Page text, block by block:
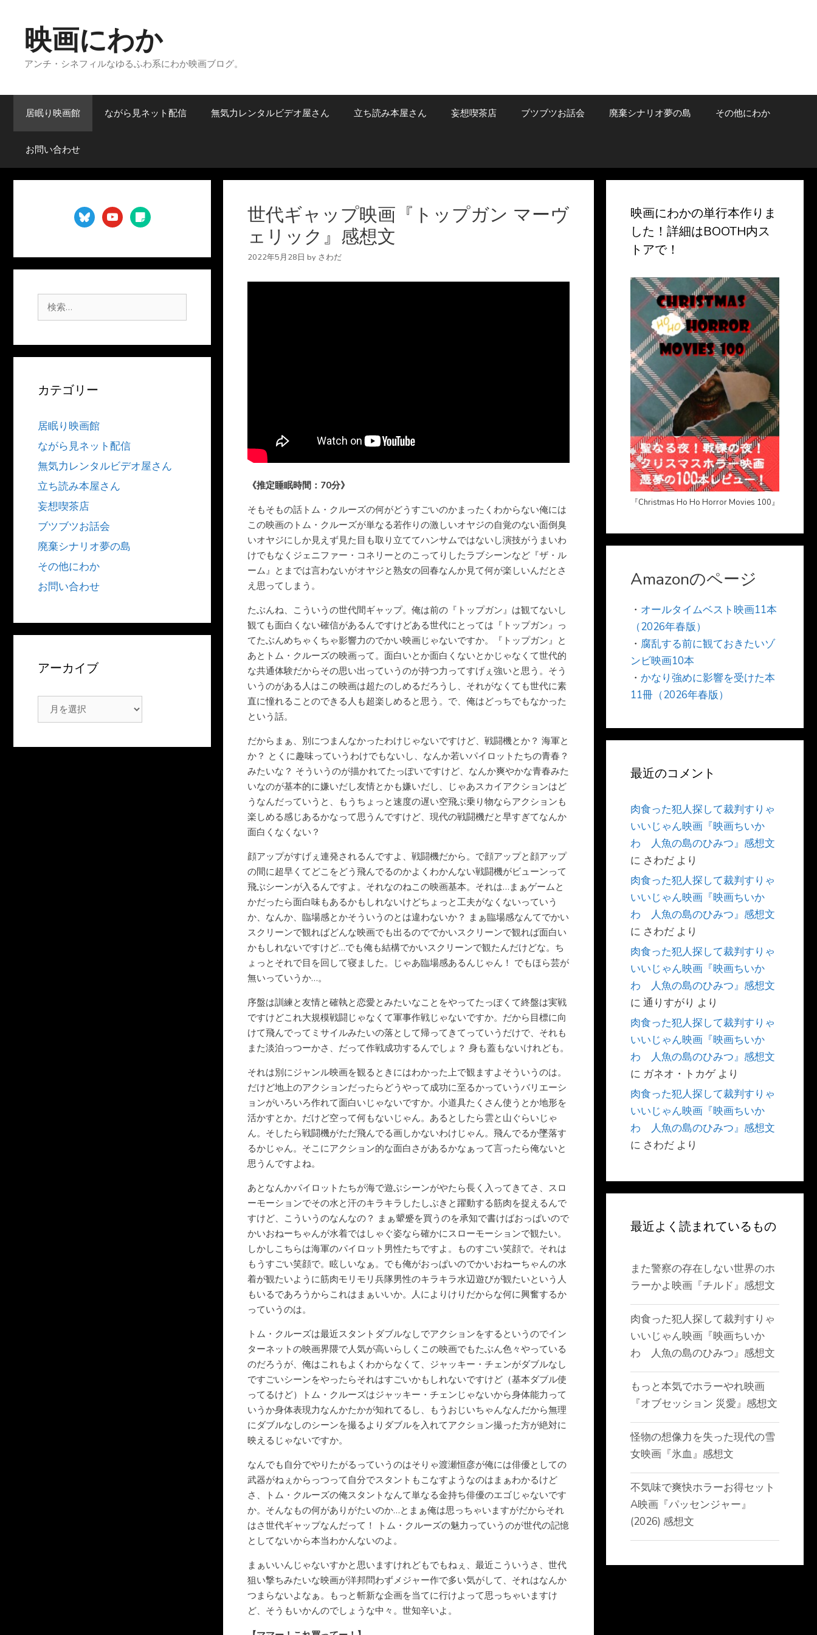
ス
映画にわか
アンチ・シネフィルなゆるふわ系にわか映画ブログ。
居眠り映画館 ながら見ネット配信 無気力レンタルビデオ屋さん 立ち読み本屋さん 妄想喫茶店 ブツブツお話会 廃棄シナリオ夢の島 その他にわか
お問い合わせ
世代ギャップ映画『トップガン マーヴ
ェリック』感想文
2022年5月28日 by さわだ
《推定睡眠時間：70分》
そもそもの話トム・クルーズの何がどうすごいのかまったくわからない俺には
この映画のトム・クルーズが単なる若作りの激しいオヤジの自覚のない面倒臭
いオヤジにしか見えず見た目も取り立ててハンサムではないし演技がうまいわ
けでもなくジェニファー・コネリーとのこってりしたラブシーンなど『ザ・ル
ーム』とまでは言わないがオヤジと熟女の回春なんか見て何が楽しいんだとさ
え思ってしまう。
たぶんね、こういうの世代間ギャップ。俺は前の『トップガン』は観てないし
観ても面白くない確信があるんですけどある世代にとっては『トップガン』っ
てたぶんめちゃくちゃ影響力のでかい映画じゃないですか。『トップガン』と
あとトム・クルーズの映画って。面白いとか面白くないとかじゃなくて世代的
な共通体験だからその思い出っていうのが持つ力ってすげぇ強いと思う。そう
いうのがある人はこの映画は超たのしめるだろうし、それがなくても世代に素
直に憧れることのできる人も超楽しめると思う。で、俺はどっちでもなかった
という話。
だからまぁ、別につまんなかったわけじゃないですけど、戦闘機とか？ 海軍と
か？ とくに趣味っていうわけでもないし、なんか若いパイロットたちの青春？
みたいな？ そういうのが描かれてたっぽいですけど、なんか爽やかな青春みた
いなのが基本的に嫌いだし友情とかも嫌いだし、じゃあスカイアクションはど
うなんだっていうと、もうちょっと速度の遅い空飛ぶ乗り物ならアクションも
楽しめる感じあるかなって思うんですけど、現代の戦闘機だと早すぎてなんか
面白くなくない？
顔アップがすげぇ連発されるんですよ、戦闘機だから。で顔アップと顔アップ
の間に超早くてどこをどう飛んでるのかよくわかんない戦闘機がビューンって
飛ぶシーンが入るんですよ。それなのねこの映画基本。それは…まぁゲームと
かだったら面白味もあるかもしれないけどちょっと工夫がなくないっていう
か、なんか、臨場感とかそういうのとは違わないか？ まぁ臨場感なんてでかい
スクリーンで観ればどんな映画でも出るのででかいスクリーンで観れば面白い
かもしれないですけど…でも俺も結構でかいスクリーンで観たんだけどな。ち
ょっとそれで目を回して寝ました。じゃあ臨場感あるんじゃん！ でもほら芸が
無いっていうか…。
序盤は訓練と友情と確執と恋愛とみたいなことをやってたっぽくて終盤は実戦
ですけどこれ大規模戦闘じゃなくて軍事作戦じゃないですか。だから目標に向
けて飛んでってミサイルみたいの落として帰ってきてっていうだけで、それも
また淡泊っつーかさ、だって作戦成功するんでしょ？ 身も蓋もないけれども。
それは別にジャンル映画を観るときにはわかった上で観ますよそういうのは。
だけど地上のアクションだったらどうやって成功に至るかっていうバリエーシ
ョンがいろいろ作れて面白いじゃないですか。小道具たくさん使うとか地形を
活かすとか。だけど空って何もないじゃん。あるとしたら雲と山ぐらいじゃ
ん。そしたら戦闘機がただ飛んでる画しかないわけじゃん。飛んでるか墜落す
るかじゃん。そこにアクション的な面白さがあるかなぁって言ったら俺ないと
思うんですよね。
あとなんかパイロットたちが海で遊ぶシーンがやたら長く入ってきてさ、スロ
ーモーションでその水と汗のキラキラしたしぶきと躍動する筋肉を捉えるんで
すけど、こういうのなんなの？ まぁ顰蹙を買うのを承知で書けばおっぱいので
かいおねーちゃんが水着ではしゃぐ姿なら確かにスローモーションで観たい。
しかしこちらは海軍のパイロット男性たちですよ。ものすごい笑顔で。それは
もうすごい笑顔で。眩しいなぁ。でも俺がおっぱいのでかいおねーちゃんの水
着が観たいように筋肉モリモリ兵隊男性のキラキラ水辺遊びが観たいという人
もいるであろうからこれはまぁいいか。人によりけりだからな何に興奮するか
っていうのは。
トム・クルーズは最近スタントダブルなしでアクションをするというのでイン
ターネットの映画界隈で人気が高いらしくこの映画でもたぶん色々やっている
のだろうが、俺はこれもよくわからなくて、ジャッキー・チェンがダブルなし
ですごいシーンをやったらそれはすごいかもしれないですけど（基本ダブル使
ってるけど）トム・クルーズはジャッキー・チェンじゃないから身体能力って
いうか身体表現力なんかたかが知れてるし、もうおじいちゃんなんだから無理
にダブルなしのシーンを撮るよりダブルを入れてアクション撮った方が絶対に
映えるじゃないですか。
なんでも自分でやりたがるっていうのはそりゃ渡瀬恒彦が俺には俳優としての
武器がねぇからっつって自分でスタントもこなすようなのはまぁわかるけど
さ、トム・クルーズの俺スタントなんて単なる金持ち俳優のエゴじゃないです
か。そんなもの何がありがたいのか…とまぁ俺は思っちゃいますがだからそれ
はさ世代ギャップなんだって！ トム・クルーズの魅力っていうのが世代の記憶
としてないから本当わかんないのよ。
まぁいいんじゃないすかと思いますけれどもでもねぇ、最近こういうさ、世代
狙い撃ちみたいな映画が洋邦問わずメジャー作で多い気がして、それはなんか
つまらないよなぁ。もっと斬新な企画を当てに行けよって思っちゃいますけ
ど、そうもいかんのでしょうな中々。世知辛いよ。
blueskyyoutubesticky-
note
索:
カテゴリー
居眠り映画館
ながら見ネット配信
無気力レンタルビデオ屋さん
立ち読み本屋さん
妄想喫茶店
ブツブツお話会
廃棄シナリオ夢の島
その他にわか
お問い合わせ
アーカイブ
ー
映画にわかの単行本作りま
した！詳細はBOOTH内ス
トアで！
『Christmas Ho Ho Horror Movies 100』
Amazonのページ
・ オールタイムベスト映画11本
（2026年春版）
・ 腐乱する前に観ておきたいゾ
ンビ映画10本
・ かなり強めに影響を受けた本
11冊（2026年春版）
最近のコメント
肉食った犯人探して裁判すりゃ
いいじゃん映画『映画ちいか
わ 人魚の島のひみつ』感想文
に さわだ より
肉食った犯人探して裁判すりゃ
いいじゃん映画『映画ちいか
わ 人魚の島のひみつ』感想文
に さわだ より
肉食った犯人探して裁判すりゃ
いいじゃん映画『映画ちいか
わ 人魚の島のひみつ』感想文
に 通りすがり より
肉食った犯人探して裁判すりゃ
いいじゃん映画『映画ちいか
わ 人魚の島のひみつ』感想文
に ガネオ・トカゲより
肉食った犯人探して裁判すりゃ
いいじゃん映画『映画ちいか
わ 人魚の島のひみつ』感想文
に さわだ より
最近よく読まれているもの
また警察の存在しない世界のホ
ラーかよ映画『チルド』感想文
肉食った犯人探して裁判すりゃ
いいじゃん映画『映画ちいか
わ 人魚の島のひみつ』感想文
もっと本気でホラーやれ映画
『オブセッション 災愛』感想文
怪物の想像力を失った現代の雪
女映画『氷血』感想文
不気味で爽快ホラーお得セット
A映画『パッセンジャー』
(2026) 感想文